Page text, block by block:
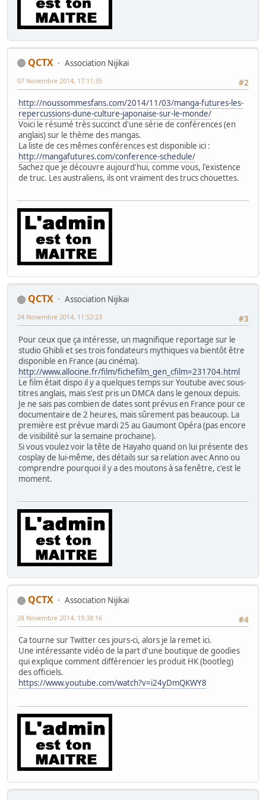
QCTX
Association Nijikai
#2
07 Novembre 2014, 17:11:35
http://noussommesfans.com/2014/11/03/manga-futures-les-
repercussions-dune-culture-japonaise-sur-le-monde/
Voici le résumé très succinct d'une série de conférences (en
anglais) sur le thème des mangas.
La liste de ces mêmes conférences est disponible ici :
http://mangafutures.com/conference-schedule/
Sachez que je découvre aujourd'hui, comme vous, l'existence
de truc. Les australiens, ils ont vraiment des trucs chouettes.
QCTX
Association Nijikai
#3
24 Novembre 2014, 11:52:23
Pour ceux que ça intéresse, un magnifique reportage sur le
studio Ghibli et ses trois fondateurs mythiques va bientôt être
disponible en France (au cinéma).
http://www.allocine.fr/film/fichefilm_gen_cfilm=231704.html
Le film était dispo il y a quelques temps sur Youtube avec sous-
titres anglais, mais s'est pris un DMCA dans le genoux depuis.
Je ne sais pas combien de dates sont prévus en France pour ce
documentaire de 2 heures, mais sûrement pas beaucoup. La
première est prévue mardi 25 au Gaumont Opéra (pas encore
de visibilité sur la semaine prochaine).
Si vous voulez voir la tête de Hayaho quand on lui présente des
cosplay de lui-même, des détails sur sa relation avec Anno ou
comprendre pourquoi il y a des moutons à sa fenêtre, c'est le
moment.
QCTX
Association Nijikai
#4
28 Novembre 2014, 19:38:16
Ca tourne sur Twitter ces jours-ci, alors je la remet ici.
Une intéressante vidéo de la part d'une boutique de goodies
qui explique comment différencier les produit HK (bootleg)
des officiels.
https://www.youtube.com/watch?v=i24yDmQKWY8